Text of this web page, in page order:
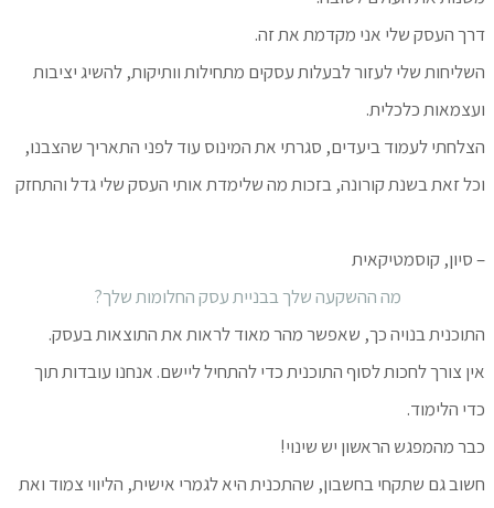
דרך העסק שלי אני מקדמת את זה.
השליחות שלי לעזור לבעלות עסקים מתחילות וותיקות, להשיג יציבות
ועצמאות כלכלית.
הצלחתי לעמוד ביעדים, סגרתי את המינוס עוד לפני התאריך שהצבנו,
וכל זאת בשנת קורונה, בזכות מה שלימדת אותי העסק שלי גדל והתחזק
– סיון, קוסמטיקאית
מה ההשקעה שלך בבניית עסק החלומות שלך?
התוכנית בנויה כך, שאפשר מהר מאוד לראות את התוצאות בעסק.
אין צורך לחכות לסוף התוכנית כדי להתחיל ליישם. אנחנו עובדות תוך
כדי הלימוד.
כבר מהמפגש הראשון יש שינוי!
חשוב גם שתקחי בחשבון, שהתכנית היא לגמרי אישית, הליווי צמוד ואת